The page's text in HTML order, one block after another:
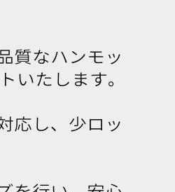
質なハンモッ​
いたします。
応し、少ロッ​